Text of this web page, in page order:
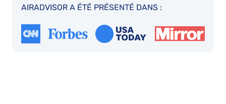
AIRADVISOR A ÉTÉ PRÉSENTÉ DANS :